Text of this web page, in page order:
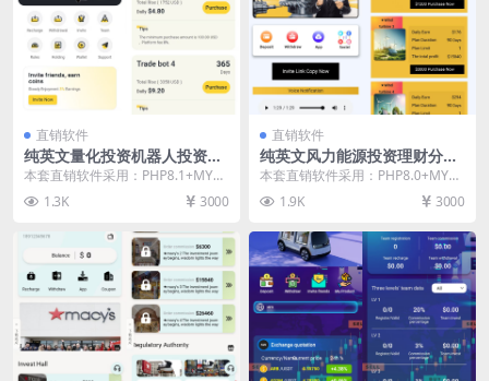
直销软件
纯英文量化投资机器人投资理
财分红直销软件 直销系统 直
本套直销软件采用：PHP8.1+MYS
QL环境，是一套纯英文量化投资机
器人投资理...
1.3K 3000
直销软件
纯英文风力能源投资理财分红
直销软件 直销系统 直销管理
本套直销软件采用：PHP8.0+MYS
QL环境，是一套纯英文风力能源投
资理财分红...
1.9K 3000